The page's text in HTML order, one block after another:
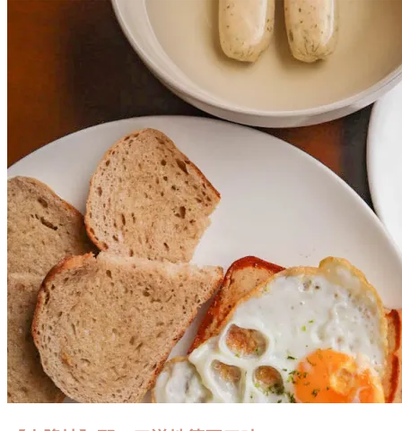
獸
來
襲！
A
Fusion
of
Japanese
and
Thailand
Food
at
KAIJU